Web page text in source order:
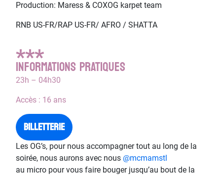
Production: Maress & COXOG karpet team
RNB US-FR/RAP US-FR/ AFRO / SHATTA
***
INFORMATIONS PRATIQUES
23h – 04h30
Accès : 16 ans
Billetterie
Les OG’s, pour nous accompagner tout au long de la
soirée, nous aurons avec nous @mcmamstl
au micro pour vous faire bouger jusqu’au bout de la